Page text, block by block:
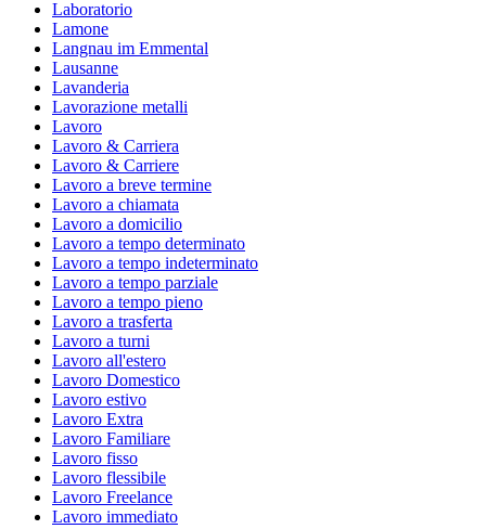
Laboratorio
Lamone
Langnau im Emmental
Lausanne
Lavanderia
Lavorazione metalli
Lavoro
Lavoro & Carriera
Lavoro & Carriere
Lavoro a breve termine
Lavoro a chiamata
Lavoro a domicilio
Lavoro a tempo determinato
Lavoro a tempo indeterminato
Lavoro a tempo parziale
Lavoro a tempo pieno
Lavoro a trasferta
Lavoro a turni
Lavoro all'estero
Lavoro Domestico
Lavoro estivo
Lavoro Extra
Lavoro Familiare
Lavoro fisso
Lavoro flessibile
Lavoro Freelance
Lavoro immediato